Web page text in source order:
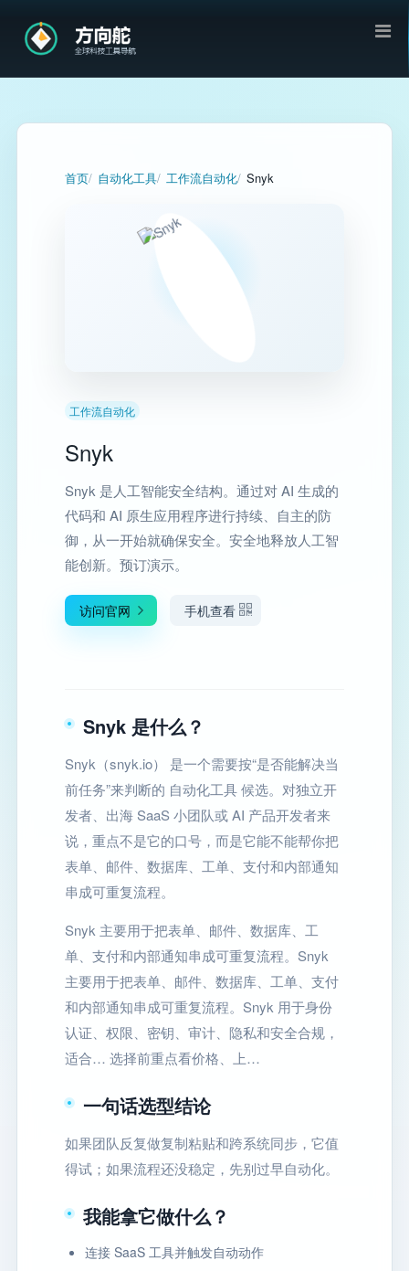
首页 自动化工具 工作流自动化 Snyk
工作流自动化
Snyk
Snyk 是人工智能安全结构。通过对 AI 生成的
代码和 AI 原生应用程序进行持续、自主的防
御，从一开始就确保安全。安全地释放人工智
能创新。预订演示。
访问官网 手机查看
Snyk 是什么？
Snyk（snyk.io） 是一个需要按“是否能解决当
前任务”来判断的 自动化工具 候选。对独立开
发者、出海 SaaS 小团队或 AI 产品开发者来
说，重点不是它的口号，而是它能不能帮你把
表单、邮件、数据库、工单、支付和内部通知
串成可重复流程。
Snyk 主要用于把表单、邮件、数据库、工
单、支付和内部通知串成可重复流程。Snyk
主要用于把表单、邮件、数据库、工单、支付
和内部通知串成可重复流程。Snyk 用于身份
认证、权限、密钥、审计、隐私和安全合规，
适合… 选择前重点看价格、上…
一句话选型结论
如果团队反复做复制粘贴和跨系统同步，它值
得试；如果流程还没稳定，先别过早自动化。
我能拿它做什么？
连接 SaaS 工具并触发自动动作